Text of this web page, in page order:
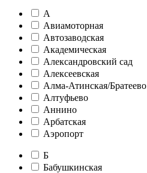
А
Авиамоторная
Автозаводская
Академическая
Александровский сад
Алексеевская
Алма-Атинская/Братеево
Алтуфьево
Аннино
Арбатская
Аэропорт
Б
Бабушкинская